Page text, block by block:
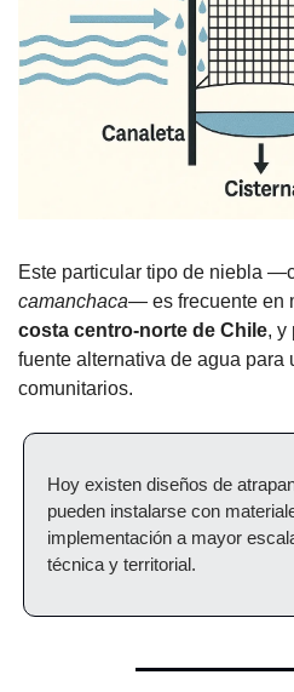
camanchaca— es frecuente en
costa centro-norte de Chile, y
fuente alternativa de agua para
comunitarios.
Hoy existen diseños de
pueden instalarse con
implementación a mayor
técnica y territorial.